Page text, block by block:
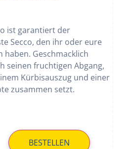
ist garantiert der
Secco, den ihr oder eure
haben. Geschmacklich
seinen fruchtigen Abgang,
Kürbisauszug und einer
zusammen setzt.
BESTELLEN